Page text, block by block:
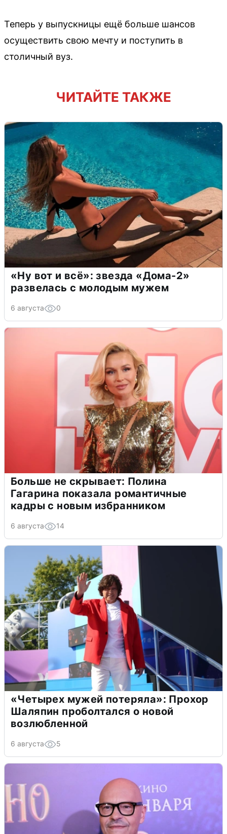
Теперь у выпускницы ещё больше шансов
осуществить свою мечту и поступить в
столичный вуз.
ЧИТАЙТЕ ТАКЖЕ
«Ну вот и всё»: звезда «Дома-2»
развелась с молодым мужем
6 августа 0
Больше не скрывает: Полина
Гагарина показала романтичные
кадры с новым избранником
6 августа 14
«Четырех мужей потеряла»: Прохор
Шаляпин проболтался о новой
возлюбленной
6 августа 5